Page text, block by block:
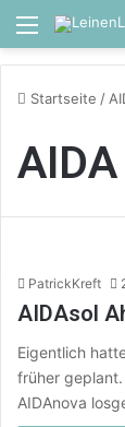
Menü
Startseite /
PatrickKreft
AIDAsol
Eigentlich
früher
AIDAnova